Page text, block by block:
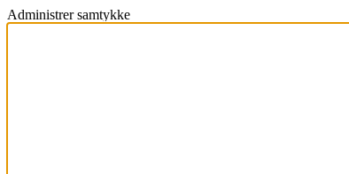
Administrer samtykke